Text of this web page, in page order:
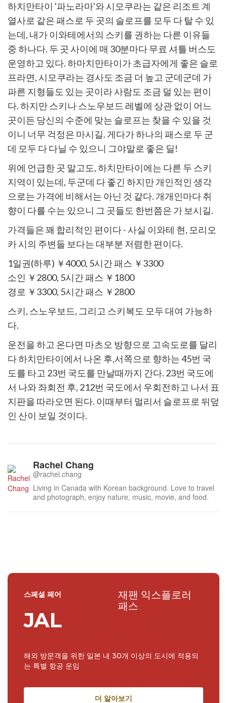
하치만타이 '파노라마'와 시모쿠라는 같은 리조트 계
열사로 같은 패스로 두 곳의 슬로프를 모두 다 탈 수 있
는데, 내가 이와테에서의 스키를 권하는 다른 이유들
중 하나다. 두 곳 사이에 매 30분마다 무료 셔틀 버스도
운영하고 있다. 하마치만타이가 초급자에게 좋은 슬로
프라면, 시모쿠라는 경사도 조금 더 높고 군데군데 가
파른 지형들도 있는 곳이라 사람도 조금 덜 있는 편이
다. 하지만 스키나 스노우보드 레벨에 상관 없이 어느
곳이든 당신의 수준에 맞는 슬로프는 찾을 수 있을 것
이니 너무 걱정은 마시길. 게다가 하나의 패스로 두 군
데 모두 다 다닐 수 있으니 그야말로 좋은 딜!
위에 언급한 곳 말고도, 하치만타이에는 다른 두 스키
지역이 있는데, 두군데 다 좋긴 하지만 개인적인 생각
으로는 가격에 비해서는 아닌 것 같다. 개개인마다 취
향이 다를 수는 있으니 그 곳들도 한번쯤은 가 보시길.
가격들은 꽤 합리적인 편이다 - 사실 이와테 현, 모리오
카 시의 주변들 보다는 대부분 저렴한 편이다.
1일권(하루) ￥4000, 5시간 패스 ￥3300
소인 ￥2800, 5시간 패스 ￥1800
경로 ￥3300, 5시간 패스 ￥2800
스키, 스노우보드, 그리고 스키복도 모두 대여 가능하
다.
운전을 하고 온다면 마츠오 방향으로 고속도로를 달리
다 하치만타이에서 나온 후,서쪽으로 향하는 45번 국
도를 타고 23번 국도를 만날때까지 간다. 23번 국도에
서 나와 좌회전 후, 212번 국도에서 우회전하고 나서 표
지판을 따라오면 된다. 이때부터 멀리서 슬로프로 뒤덮
인 산이 보일 것이다.
Rachel Chang
@rachel.chang
Living in Canada with Korean background. Love to travel
and photograph, enjoy nature, music, movie, and food.
스페셜 페어
JAL
재팬 익스플로러
패스
해외 방문객을 위한 일본 내 30개 이상의 도시에 적용되
는 특별 항공 운임
더 알아보기